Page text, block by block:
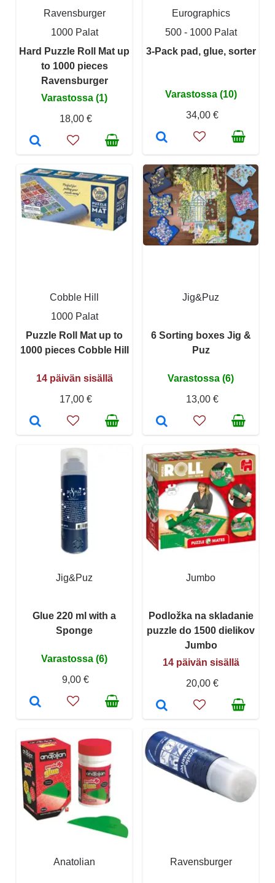
Ravensburger
1000 Palat
Hard Puzzle Roll Mat up
to 1000 pieces
Ravensburger
Varastossa (1)
18,00 €
Eurographics
500 - 1000 Palat
3-Pack pad, glue, sorter
Varastossa (10)
34,00 €
Cobble Hill
1000 Palat
Puzzle Roll Mat up to
1000 pieces Cobble Hill
14 päivän sisällä
17,00 €
Jig&Puz
6 Sorting boxes Jig &
Puz
Varastossa (6)
13,00 €
Jig&Puz
Glue 220 ml with a
Sponge
Varastossa (6)
9,00 €
Jumbo
Podložka na skladanie
puzzle do 1500 dielikov
Jumbo
14 päivän sisällä
20,00 €
Anatolian Ravensburger